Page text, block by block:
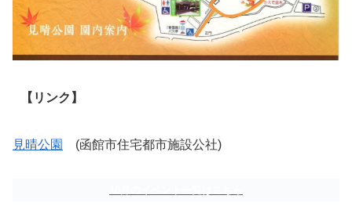
【リンク】
見晴公園 (函館市住宅都市施設公社)